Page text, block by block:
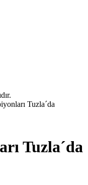
Tuzla´da
Tuzla´da